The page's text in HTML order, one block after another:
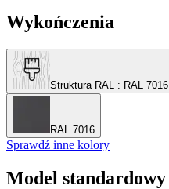
Wykończenia
Struktura RAL : RAL 7016
RAL 7016
Sprawdź inne kolory
Model standardowy